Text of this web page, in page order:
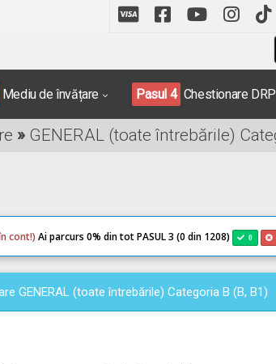
Mediu de învățare Pasul 4 Chestionare
» GENERAL (toate întrebările)
cont!) Ai parcurs 0% din tot PASUL 3 (0 din 1208) 0
GENERAL (toate întrebările) Categoria B (B, B1)